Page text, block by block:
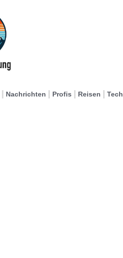
Nachrichten Profis Reisen Tech